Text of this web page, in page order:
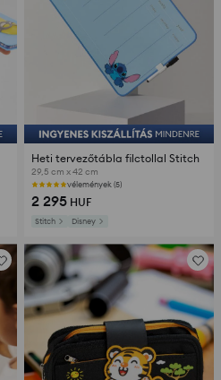
Heti tervezőtábla filctollal Stitch
29,5 cm x 42 cm
vélemények (5)
2 295 HUF
Stitch Disney